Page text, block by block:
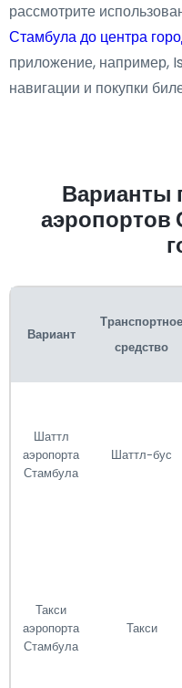
рассмотрите
Стамбула до центра
приложение, например,
навигации и покупки
Варианты
аэропортов
Вариант
Транспортное
средство
Шаттл
аэропорта
Стамбула
Шаттл-бус
Такси
аэропорта
Стамбула
Такси